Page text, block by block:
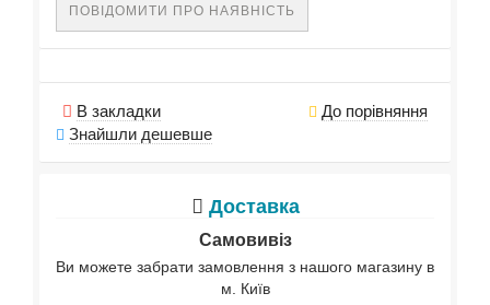
ПОВІДОМИТИ ПРО НАЯВНІСТЬ
В закладки
До порівняння
Знайшли дешевше
Доставка
Самовивіз
Ви можете забрати замовлення з нашого магазину в
м. Київ